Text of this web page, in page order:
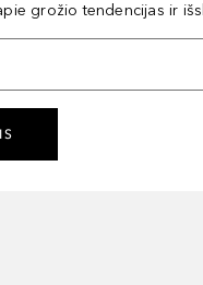
grožio tendencijas ir